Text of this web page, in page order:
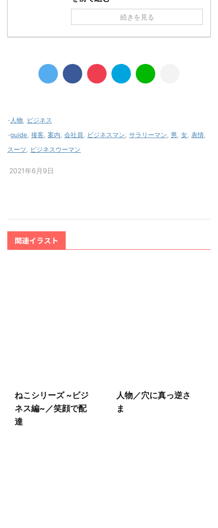
続きを見る
- 人物
ビジネス
-guide 接客 案内 会社員 ビジネスマン サラリーマン 男 女 表情
スーツ
ビジネスウーマン
2021年6月9日
関連イラスト
ねこシリーズ ~ビジ
ネス編~／笑顔で配
達
人物／穴に真っ逆さ
ま